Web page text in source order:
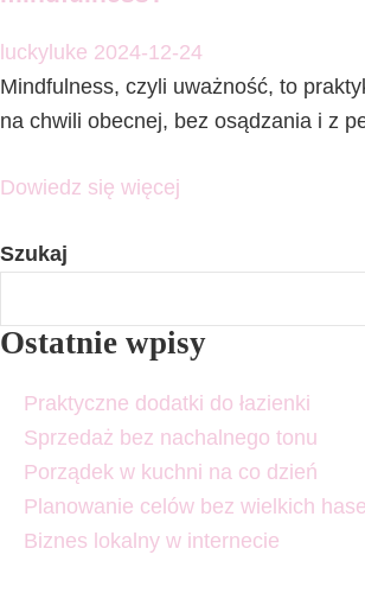
luckyluke 2024-12-24
Mindfulness, czyli uważność, to
na chwili obecnej, bez osądzania i z
Dowiedz się więcej
Szukaj
Ostatnie wpisy
Praktyczne dodatki do łazienki
Sprzedaż bez nachalnego tonu
Porządek w kuchni na co dzień
Planowanie celów bez wielkich
Biznes lokalny w internecie